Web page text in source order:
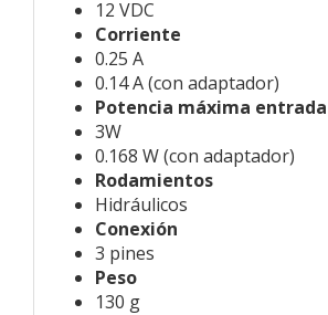
12 VDC
Corriente
0.25 A
0.14 A (con adaptador)
Potencia máxima entrada
3W
0.168 W (con adaptador)
Rodamientos
Hidráulicos
Conexión
3 pines
Peso
130 g